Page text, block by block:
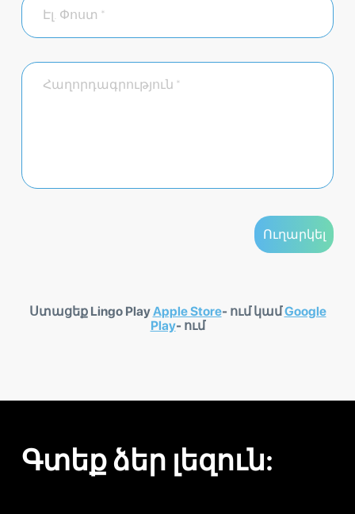
Ստացեք Lingo PlayApple Store- ում կամGoogle
Play- ում
Գտեք ձեր լեզուն: